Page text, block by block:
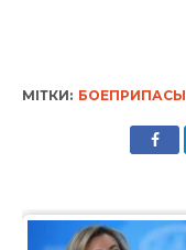
МІТКИ: БОЕПРИПАСЫ